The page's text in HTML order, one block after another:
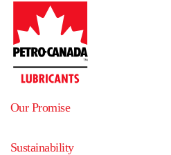
Our Promise
Sustainability